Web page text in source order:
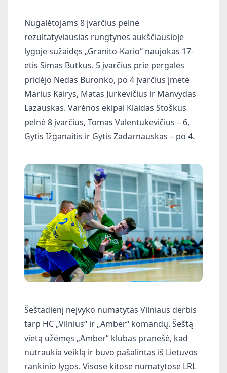
Nugalėtojams 8 įvarčius pelnė
rezultatyviausias rungtynes aukščiausioje
lygoje sužaidęs „Granito-Kario“ naujokas 17-
etis Simas Butkus. 5 įvarčius prie pergalės
pridėjo Nedas Buronko, po 4 įvarčius įmetė
Marius Kairys, Matas Jurkevičius ir Manvydas
Lazauskas. Varėnos ekipai Klaidas Stoškus
pelnė 8 įvarčius, Tomas Valentukevičius – 6,
Gytis Ižganaitis ir Gytis Zadarnauskas – po 4.
Šeštadienį neįvyko numatytas Vilniaus derbis
tarp HC „Vilnius“ ir „Amber“ komandų. Šeštą
vietą užėmęs „Amber“ klubas pranešė, kad
nutraukia veiklą ir buvo pašalintas iš Lietuvos
rankinio lygos. Visose kitose numatytose LRL